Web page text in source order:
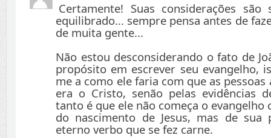
Certamente! Suas considerações
equilibrado... sempre pensa antes de
de muita gente...
Não estou desconsiderando o fato de
propósito em escrever seu evangelho,
me a como ele faria com que as pessoas
era o Cristo, senão pelas evidências
tanto é que ele não começa o
do nascimento de Jesus, mas de sua
eterno verbo que se fez carne.